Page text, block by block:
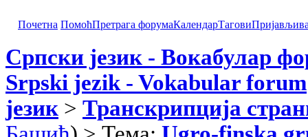
Почетна ПомоћПретрага форумаКалендарТагови
Српски језик - Вокабулар
Srpski jezik - Vokabular forum
језик > Транскрипција